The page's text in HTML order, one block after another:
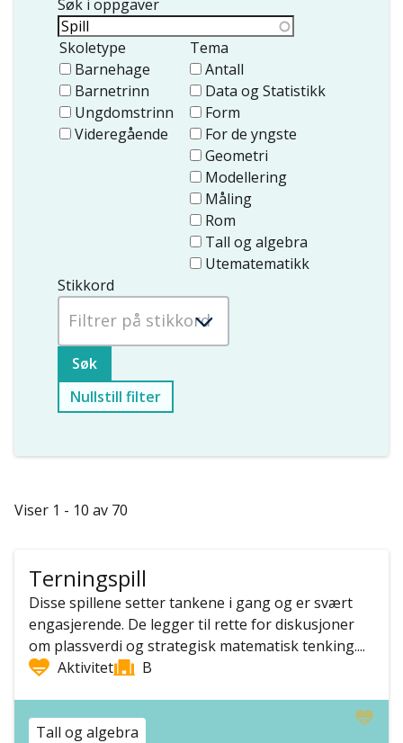
Søk i oppgaver
Skoletype
Barnehage
Barnetrinn
Ungdomstrinn
Videregående
Tema
Antall
Data og Statistikk
Form
For de yngste
Geometri
Modellering
Måling
Rom
Tall og algebra
Utematematikk
Stikkord
Nullstill filter
Viser 1 - 10 av 70
Terningspill
Disse spillene setter tankene i gang og er svært
engasjerende. De legger til rette for diskusjoner
om plassverdi og strategisk matematisk tenking....
Aktivitet
B
Tall og algebra